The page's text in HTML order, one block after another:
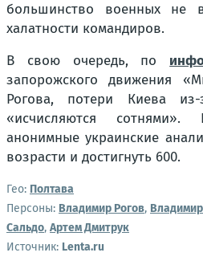
большинство военных не
халатности командиров.
В свою очередь, по
запорожского движения
Рогова, потери Киева
«исчисляются
анонимные украинские
возрасти и достигнуть 600.
Гео: Полтава
Персоны: Владимир Рогов,
Сальдо, Артем Дмитрук
Источник: Lenta.ru